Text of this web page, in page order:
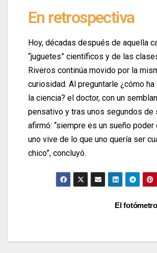
En retrospectiva
Hoy, décadas después de aquella
“juguetes” científicos y de las
Riveros continúa movido por la
curiosidad. Al preguntarle ¿cómo
la ciencia? el doctor, con un
pensativo y tras unos segundos de
afirmó: “siempre es un sueño poder
uno vive de lo que uno quería ser
chico”, concluyó.
El